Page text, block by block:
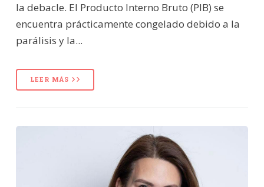
la debacle. El Producto Interno Bruto (PIB) se
encuentra prácticamente congelado debido a la
parálisis y la...
LEER MÁS